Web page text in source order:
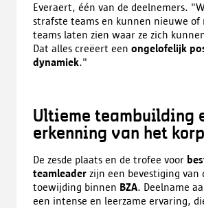
Everaert, één van de deelnemers.
strafste teams en kunnen nieuwe of
teams laten zien waar ze zich
Dat alles creëert een ongelofelijk
dynamiek."
Ultieme teambuilding
erkenning van het
De zesde plaats en de trofee voor
teamleader zijn een bevestiging van
toewijding binnen BZA. Deelname
een intense en leerzame ervaring,